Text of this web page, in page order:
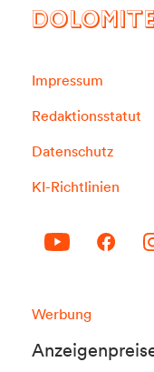
Impressum
Redaktionsstatut
Datenschutz
KI-Richtlinien
Werbung